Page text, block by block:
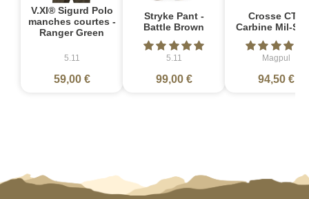
V.XI® Sigurd Polo
manches courtes -
Ranger Green
5.11
59,00 €
Stryke Pant -
Battle Brown
5.11
99,00 €
Crosse CTR
Carbine Mil-
Magpul
94,50 €